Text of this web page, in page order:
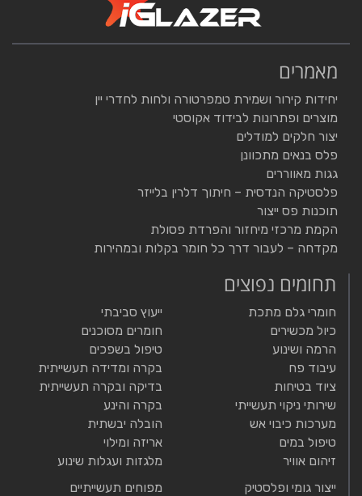
מאמרים
יחידות קירור ושמירת טמפרטורה ולחות לחדרי יין
מוצרים ופתרונות לבידוד אקוסטי
יצור חלקים למודלים
פלס בנאים מתכוונן
גגות מאווררים
פלסטיקה הנדסית – חיתוך דלרין בלייזר
תוכנות פס ייצור
הקמת מרכזי מיחזור והפרדת פסולת
מקדחה – לעבור דרך כל חומר בקלות ובמהירות
תחומים נפוצים
חומרי גלם מתכת
כיול מכשירים
הרמה ושינוע
עיבוד פח
ציוד בטיחות
שירותי ניקוי תעשייתי
מערכות כיבוי אש
טיפול במים
זיהום אוויר
ייעוץ סביבתי
חומרים מסוכנים
טיפול בשפכים
בקרה ומדידה תעשייתית
בדיקה ובקרה תעשייתית
בקרה והינע
הובלה יבשתית
אריזה ומילוי
מלגזות ועגלות שינוע
ייצור גומי ופלסטיק
מפוחים תעשייתיים